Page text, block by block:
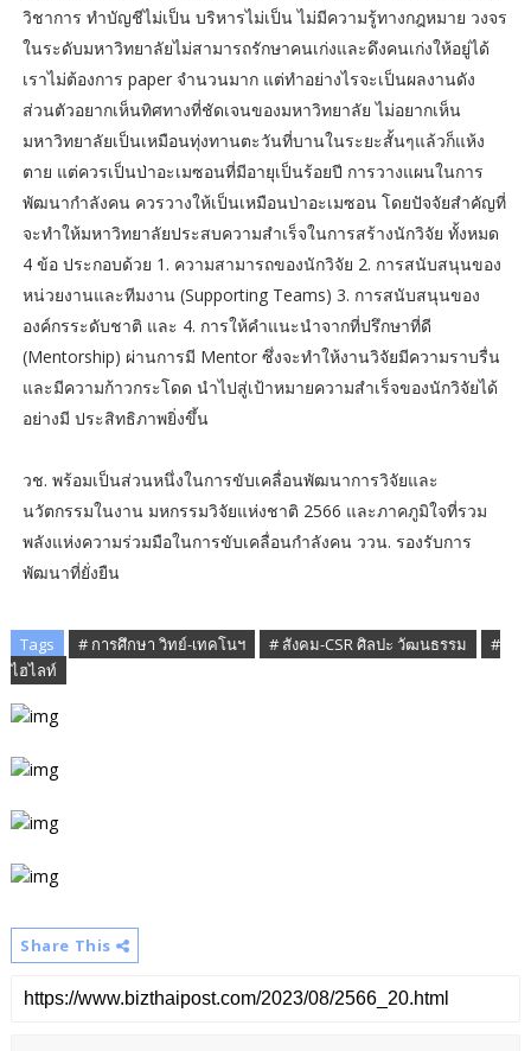
วิชาการ ทำบัญชีไม่เป็น บริหารไม่เป็น ไม่มีความรู้ทางกฎหมาย วงจร
ในระดับมหาวิทยาลัยไม่สามารถรักษาคนเก่งและดึงคนเก่งให้อยู่ได้
เราไม่ต้องการ paper จำนวนมาก แต่ทำอย่างไรจะเป็นผลงานดัง
ส่วนตัวอยากเห็นทิศทางที่ชัดเจนของมหาวิทยาลัย ไม่อยากเห็น
มหาวิทยาลัยเป็นเหมือนทุ่งทานตะวันที่บานในระยะสั้นๆแล้วก็แห้ง
ตาย แต่ควรเป็นป่าอะเมซอนที่มีอายุเป็นร้อยปี การวางแผนในการ
พัฒนากำลังคน ควรวางให้เป็นเหมือนป่าอะเมซอน โดยปัจจัยสำคัญที่
จะทําให้มหาวิทยาลัยประสบความสําเร็จในการสร้างนักวิจัย ทั้งหมด
4 ข้อ ประกอบด้วย 1. ความสามารถของนักวิจัย 2. การสนับสนุนของ
หน่วยงานและทีมงาน (Supporting Teams) 3. การสนับสนุนของ
องค์กรระดับชาติ และ 4. การให้คําแนะนําจากที่ปรึกษาที่ดี
(Mentorship) ผ่านการมี Mentor ซึ่งจะทําให้งานวิจัยมีความราบรื่น
และมีความก้าวกระโดด นําไปสู่เป้าหมายความสําเร็จของนักวิจัยได้
อย่างมี ประสิทธิภาพยิ่งขึ้น
วช. พร้อมเป็นส่วนหนึ่งในการขับเคลื่อนพัฒนาการวิจัยและ
นวัตกรรมในงาน มหกรรมวิจัยแห่งชาติ 2566 และภาคภูมิใจที่รวม
พลังแห่งความร่วมมือในการขับเคลื่อนกำลังคน ววน. รองรับการ
พัฒนาที่ยั่งยืน
Tags # การศึกษา วิทย์-เทคโนฯ # สังคม-CSR ศิลปะ วัฒนธรรม
#
ไฮไลท์
Share This